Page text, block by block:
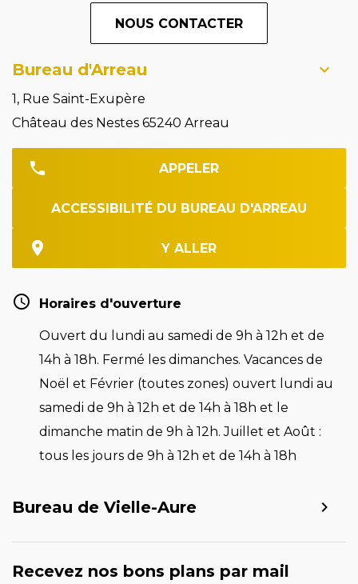
NOUS CONTACTER
Bureau d'Arreau
1, Rue Saint-Exupère
Château des Nestes 65240 Arreau
APPELER
ACCESSIBILITÉ DU BUREAU D'ARREAU
Y ALLER
Horaires d'ouverture
Ouvert du lundi au samedi de 9h à 12h et de
14h à 18h. Fermé les dimanches. Vacances de
Noël et Février (toutes zones) ouvert lundi au
samedi de 9h à 12h et de 14h à 18h et le
dimanche matin de 9h à 12h. Juillet et Août :
tous les jours de 9h à 12h et de 14h à 18h
Bureau de Vielle-Aure
Recevez nos bons plans par mail